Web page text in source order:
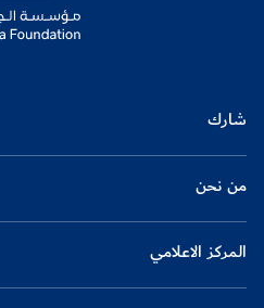
شارك
من نحن
المركز الاعلامي